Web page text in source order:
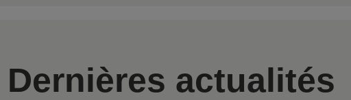
Dernières actualités